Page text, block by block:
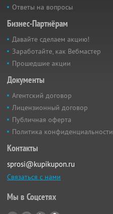
Ответы на вопросы
Бизнес-Партнёрам
Давайте сделаем акцию!
Заработайте, как Вебмастер
Прошедшие акции
Документы
Агентский договор
Лицензионный договор
Публичная оферта
Политика конфиденциальности
Контакты
sprosi@kupikupon.ru
Связаться с нами
Мы в Соцсетях